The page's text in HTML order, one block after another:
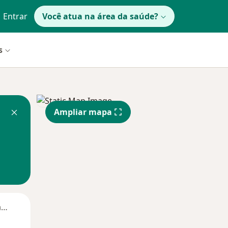
Entrar Você atua na área da saúde?
Segunda-feira
Ampliar mapa